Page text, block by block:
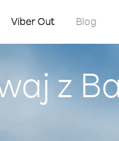
Viber Out Blog
z